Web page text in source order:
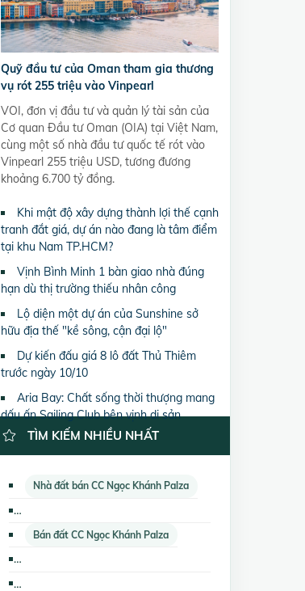
Quỹ đầu tư của Oman tham gia thương
vụ rót 255 triệu vào Vinpearl
VOI, đơn vị đầu tư và quản lý tài sản của
Cơ quan Đầu tư Oman (OIA) tại Việt Nam,
cùng một số nhà đầu tư quốc tế rót vào
Vinpearl 255 triệu USD, tương đương
khoảng 6.700 tỷ đồng.
Khi mật độ xây dựng thành lợi thế cạnh
tranh đắt giá, dự án nào đang là tâm điểm
tại khu Nam TP.HCM?
Vịnh Bình Minh 1 bàn giao nhà đúng
hạn dù thị trường thiếu nhân công
Lộ diện một dự án của Sunshine sở
hữu địa thế "kề sông, cận đại lộ"
Dự kiến đấu giá 8 lô đất Thủ Thiêm
trước ngày 10/10
Aria Bay: Chất sống thời thượng mang
dấu ấn Sailing Club bên vịnh di sản
TÌM KIẾM NHIỀU NHẤT
Nhà đất bán CC Ngọc Khánh Palza
Bán đất CC Ngọc Khánh Palza